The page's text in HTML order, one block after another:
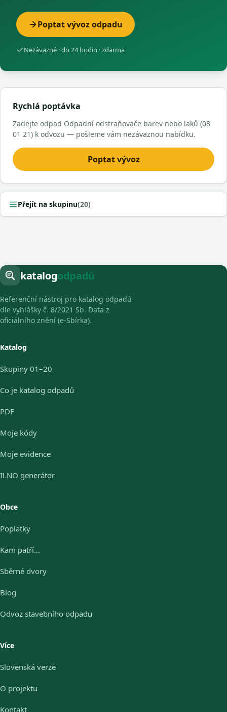
Poptat vývoz odpadu
Nezávazné · do 24 hodin · zdarma
Rychlá poptávka
Zadejte odpad Odpadní odstraňovače barev nebo laků (08
01 21) k odvozu — pošleme vám nezávaznou nabídku.
Poptat vývoz
Přejít na skupinu(20)
katalogodpadů
Referenční nástroj pro katalog odpadů
dle vyhlášky č. 8/2021 Sb. Data z
oficiálního znění (e-Sbírka).
Katalog
Skupiny 01–20
Co je katalog odpadů
PDF
Moje kódy
Moje evidence
ILNO generátor
Obce
Poplatky
Kam patří…
Sběrné dvory
Blog
Odvoz stavebního odpadu
Více
Slovenská verze
O projektu
Kontakt